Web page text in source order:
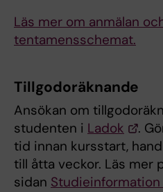
Läs mer om anmälan
tentamensschemat.
Tillgodoräknande
Ansökan om
studenten i Ladok
.
tid innan kursstart,
till åtta veckor. Läs mer
sidan Studieinformation